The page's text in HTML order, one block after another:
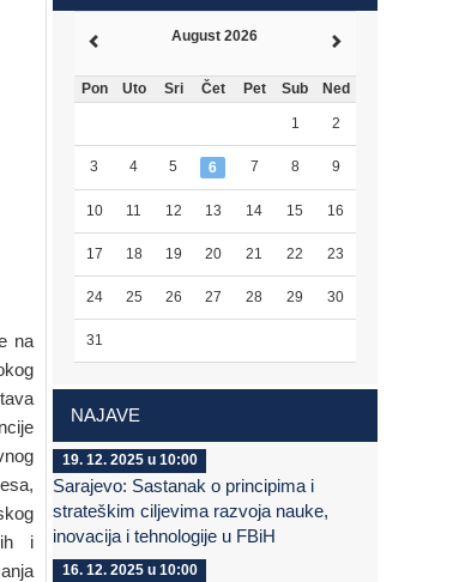
na
i
August 2026
Pon Uto Sri Čet Pet Sub Ned
1 2
3 4 5 6 7 8 9
10 11 12 13 14 15 16
17 18 19 20 21 22 23
24 25 26 27 28 29 30
31
NAJAVE
19. 12. 2025 u 10:00
Sarajevo: Sastanak o principima i
strateškim ciljevima razvoja nauke,
inovacija i tehnologije u FBiH
16. 12. 2025 u 10:00